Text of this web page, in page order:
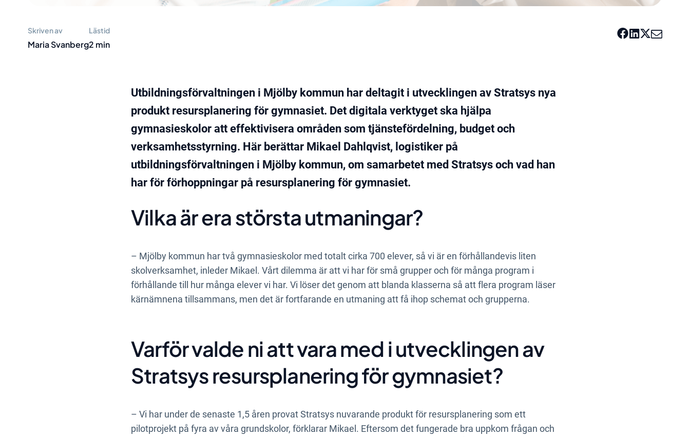
Skriven av
Maria Svanberg
Lästid
2 min
Utbildningsförvaltningen i Mjölby kommun har deltagit i utvecklingen av Stratsys nya
produkt resursplanering för gymnasiet. Det digitala verktyget ska hjälpa
gymnasieskolor att effektivisera områden som tjänstefördelning, budget och
verksamhetsstyrning. Här berättar Mikael Dahlqvist, logistiker på
utbildningsförvaltningen i Mjölby kommun, om samarbetet med Stratsys och vad han
har för förhoppningar på resursplanering för gymnasiet.
Vilka är era största utmaningar?
– Mjölby kommun har två gymnasieskolor med totalt cirka 700 elever, så vi är en förhållandevis liten
skolverksamhet, inleder Mikael. Vårt dilemma är att vi har för små grupper och för många program i
förhållande till hur många elever vi har. Vi löser det genom att blanda klasserna så att flera program läser
kärnämnena tillsammans, men det är fortfarande en utmaning att få ihop schemat och grupperna.
Varför valde ni att vara med i utvecklingen av
Stratsys resursplanering för gymnasiet?
– Vi har under de senaste 1,5 åren provat Stratsys nuvarande produkt för resursplanering som ett
pilotprojekt på fyra av våra grundskolor, förklarar Mikael. Eftersom det fungerade bra uppkom frågan och